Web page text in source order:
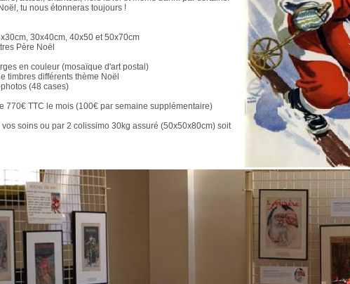
tu nous étonneras toujours !
30x40cm, 40x50 et 50x70cm
Père Noël
en couleur (mosaïque d'art postal)
timbres différents thème Noël
(48 cases)
770€ TTC le mois (100€ par semaine supplémentaire)
soins ou par 2 colissimo 30kg assuré (50x50x80cm) soit